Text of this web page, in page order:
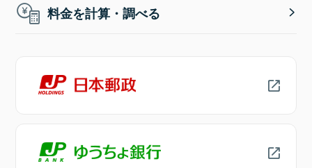
料金を計算・調べる